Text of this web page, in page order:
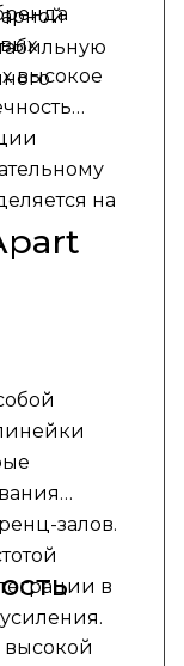
высокое
на
залов.
в
высокой